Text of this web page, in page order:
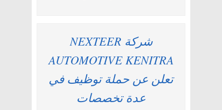
شركة NEXTEER
AUTOMOTIVE KENITRA
تعلن عن حملة توظيف في
عدة تخصصات